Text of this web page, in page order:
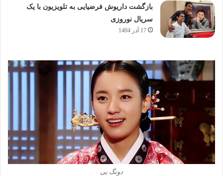
بازگشت داریوش فرضیایی به تلویزیون با یک
سریال نوروزی
17 آذر 1404
دونگ یی